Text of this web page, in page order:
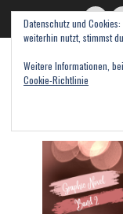
read
Datenschutz und
weiterhin nutzt, stimmst
Weitere Informationen,
Cookie-Richtlinie